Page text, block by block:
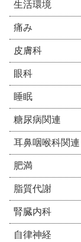
生活環境
痛み
皮膚科
眼科
睡眠
糖尿病関連
耳鼻咽喉科関連
肥満
脂質代謝
腎臓内科
自律神経